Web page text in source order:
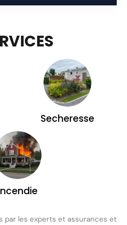
Secheresse
par les experts et assurances et